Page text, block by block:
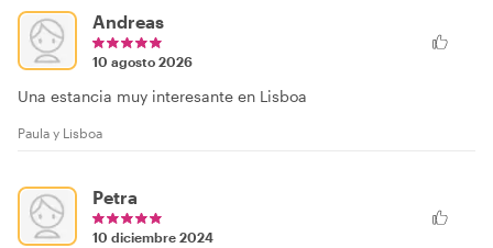
Andreas
10 agosto 2026
Una estancia muy interesante en Lisboa
Paula y Lisboa
Petra
10 diciembre 2024